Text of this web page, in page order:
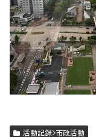
活動記録>市政活動